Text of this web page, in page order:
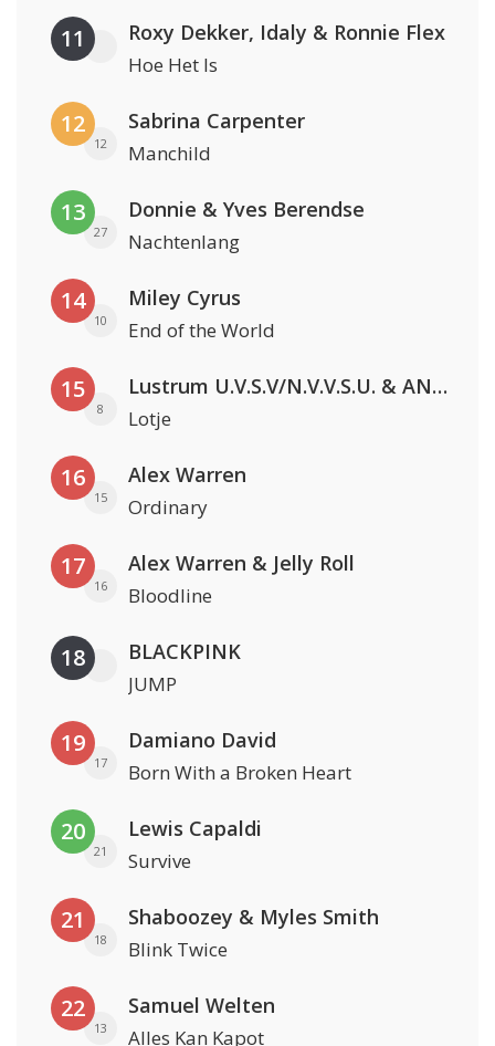
11 Roxy Dekker, Idaly & Ronnie Flex
Hoe Het Is
12
12
Sabrina Carpenter
Manchild
13
27
Donnie & Yves Berendse
Nachtenlang
14
10
Miley Cyrus
End of the World
15
8
Lustrum U.V.S.V/N.V.V.S.U. & ANNO ONS & Jopke van Dobbenburgh & Roeland Beelen
Lotje
16
15
Alex Warren
Ordinary
17
16
Alex Warren & Jelly Roll
Bloodline
18 BLACKPINK
JUMP
19
17
Damiano David
Born With a Broken Heart
20
21
Lewis Capaldi
Survive
21
18
Shaboozey & Myles Smith
Blink Twice
22
13
Samuel Welten
Alles Kan Kapot